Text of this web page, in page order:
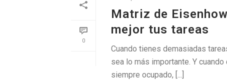
0
Matriz de
mejor tus tareas
Cuando tienes demasiadas
sea lo más importante. Y
siempre ocupado, [...]